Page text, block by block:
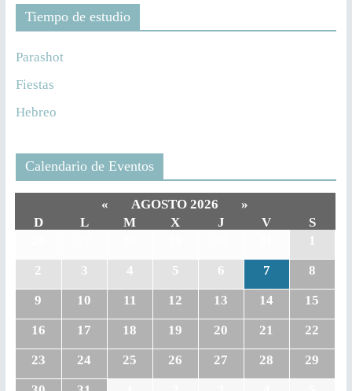
Tiempo de estudio
Parashot
Fiestas
Hebreo
Calendario de Eventos
« AGOSTO 2026
»
D
L M X J V
S
1
2
3 4 5 6 7
8
9
10 11 12 13 14
15
16
17 18 19 20 21
22
23
24 25 26 27 28
29